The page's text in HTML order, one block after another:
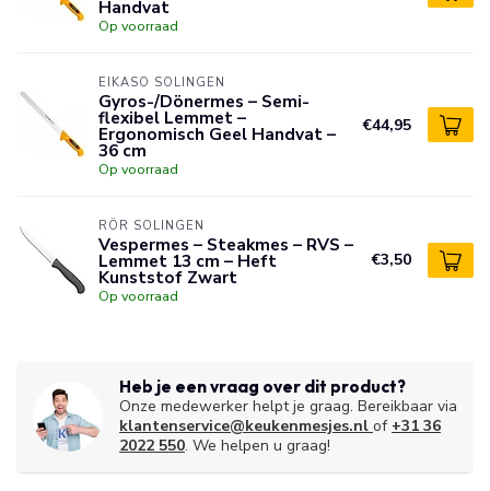
Handvat
Op voorraad
EIKASO SOLINGEN
Gyros-/Dönermes – Semi-
flexibel Lemmet –
Ergonomisch Geel Handvat –
36 cm
Op voorraad
€44,95
RÖR SOLINGEN
Vespermes – Steakmes – RVS –
Lemmet 13 cm – Heft
Kunststof Zwart
Op voorraad
€3,50
Heb je een vraag over dit product?
Onze medewerker helpt je graag. Bereikbaar via
klantenservice@keukenmesjes.nl of +31 36
2022 550. We helpen u graag!